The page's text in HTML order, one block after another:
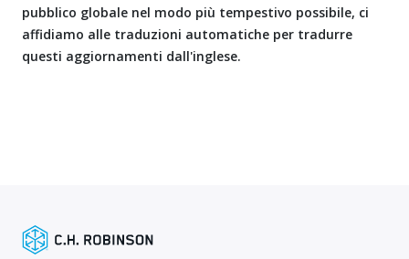
pubblico globale nel modo più tempestivo possibile, ci
affidiamo alle traduzioni automatiche per tradurre
questi aggiornamenti dall'inglese.